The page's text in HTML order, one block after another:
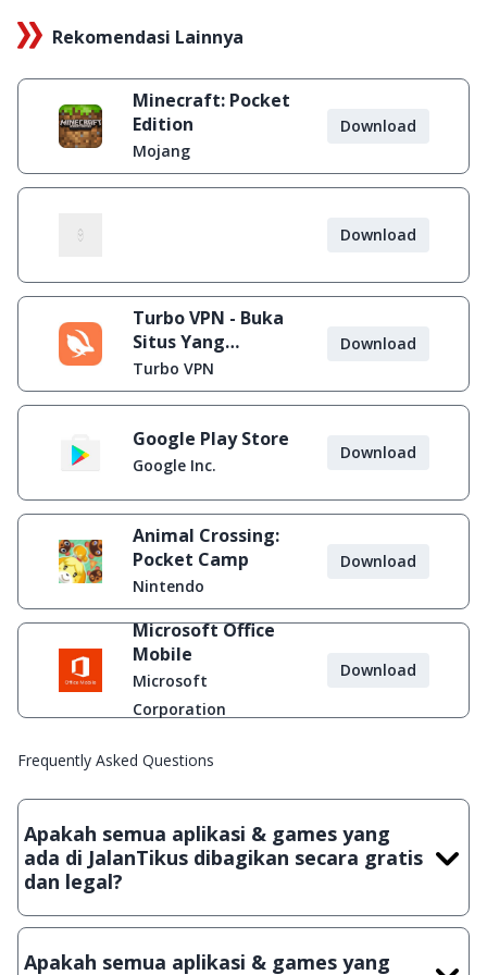
Rekomendasi Lainnya
Minecraft: Pocket
Edition
Mojang
Download
Download
Turbo VPN - Buka
Situs Yang
Diblokir
Turbo VPN
Download
Google Play Store
Google Inc.
Download
Animal Crossing:
Pocket Camp
Nintendo
Download
Microsoft Office
Mobile
Microsoft
Corporation
Download
Frequently Asked Questions
Apakah semua aplikasi & games yang
ada di JalanTikus dibagikan secara gratis
dan legal?
Ya, JalanTikus hanya membagikan aplikasi & games yang
crack, patch atau semacamnya.
Apakah semua aplikasi & games yang